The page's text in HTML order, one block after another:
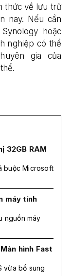
thức về lưu trữ
nay. Nếu cần
hoặc
nghiệp có thể
gia của
32GB RAM
buộc Microsoft
máy tính
nguồn máy
hình Fast
vừa bổ sung